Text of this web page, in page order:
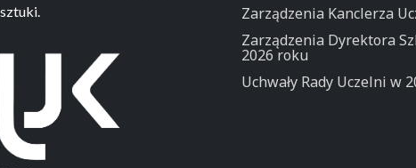
Zarządzenia Kanclerza
Zarządzenia Dyrektora
2026 roku
Uchwały Rady Uczelni w